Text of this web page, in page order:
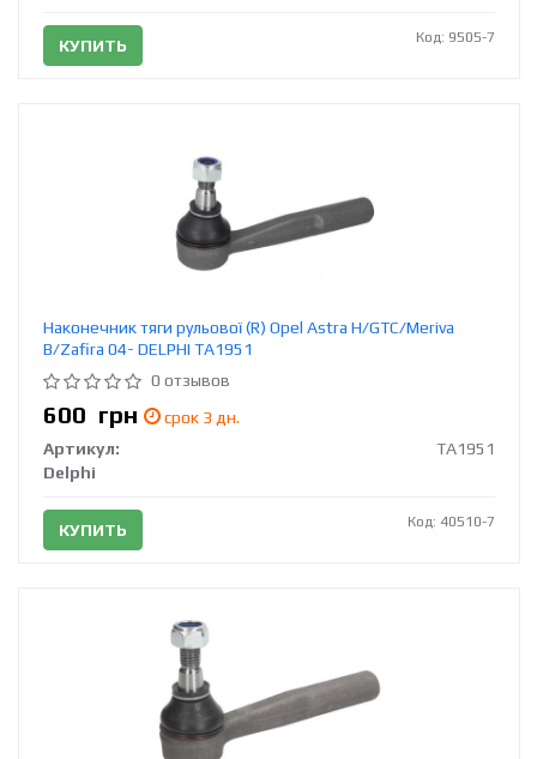
КУПИТЬ Код: 9505-7
Наконечник тяги рульової (R) Opel Astra H/GTC/Meriva
B/Zafira 04- DELPHI TA1951
0 отзывов
600 грн
срок 3 дн.
Артикул:
TA1951
Delphi
КУПИТЬ Код: 40510-7